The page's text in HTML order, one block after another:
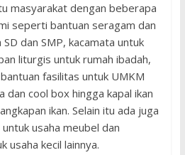
masyarakat dengan beberapa
seperti bantuan seragam dan
dan SMP, kacamata untuk
liturgis untuk rumah ibadah,
fasilitas untuk UMKM
cool box hingga kapal ikan
ikan. Selain itu ada juga
usaha meubel dan
usaha kecil lainnya.